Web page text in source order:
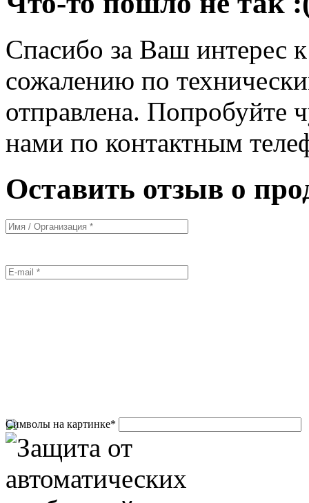
Спасибо за Ваш интерес
сожалению по
отправлена. Попробуйте
нами по контактным
Оставить отзыв о
Символы на картинке*